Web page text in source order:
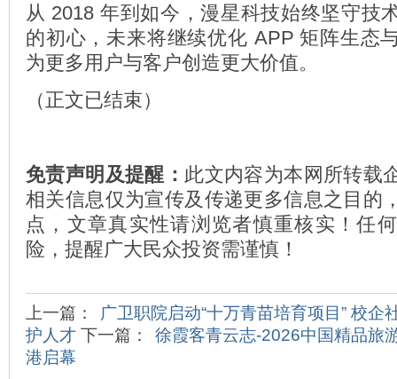
从 2018 年到如今，漫星科技始终坚守技
的初心，未来将继续优化 APP 矩阵生态
为更多用户与客户创造更大价值。
（正文已结束）
免责声明及提醒： 此文内容为本网所转载
相关信息仅为宣传及传递更多信息之目的
点，文章真实性请浏览者慎重核实！任
险，提醒广大民众投资需谨慎！
上一篇：
广卫职院启动“十万青苗培育项目” 校企
护人才 下一篇：
徐霞客青云志-2026中国精品旅
港启幕